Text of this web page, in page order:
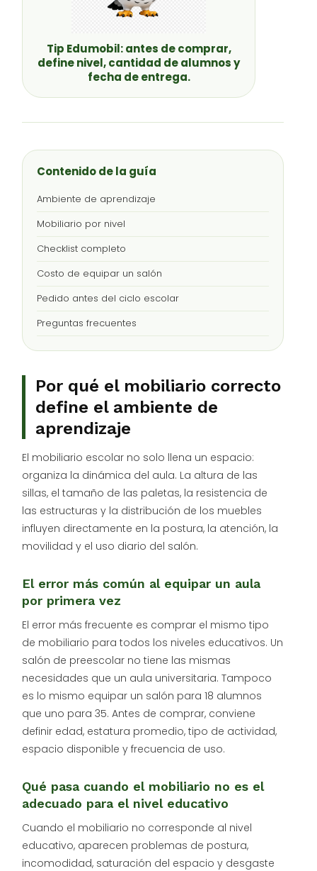
Tip Edumobil: antes de comprar,
define nivel, cantidad de alumnos y
fecha de entrega.
Contenido de la guía
Ambiente de aprendizaje
Mobiliario por nivel
Checklist completo
Costo de equipar un salón
Pedido antes del ciclo escolar
Preguntas frecuentes
Por qué el mobiliario correcto
define el ambiente de
aprendizaje
El mobiliario escolar no solo llena un espacio:
organiza la dinámica del aula. La altura de las
sillas, el tamaño de las paletas, la resistencia de
las estructuras y la distribución de los muebles
influyen directamente en la postura, la atención, la
movilidad y el uso diario del salón.
El error más común al equipar un aula
por primera vez
El error más frecuente es comprar el mismo tipo
de mobiliario para todos los niveles educativos. Un
salón de preescolar no tiene las mismas
necesidades que un aula universitaria. Tampoco
es lo mismo equipar un salón para 18 alumnos
que uno para 35. Antes de comprar, conviene
definir edad, estatura promedio, tipo de actividad,
espacio disponible y frecuencia de uso.
Qué pasa cuando el mobiliario no es el
adecuado para el nivel educativo
Cuando el mobiliario no corresponde al nivel
educativo, aparecen problemas de postura,
incomodidad, saturación del espacio y desgaste